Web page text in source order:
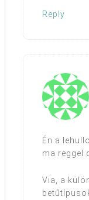
Reply
Én a
ma reggel
Via, a